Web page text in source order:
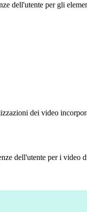
dell'utente per gli
dei video
dell'utente per i